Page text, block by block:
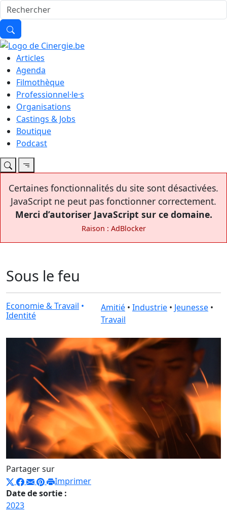
Articles
Agenda
Filmothèque
Professionnel·le·s
Organisations
Castings & Jobs
Boutique
Podcast
Certaines fonctionnalités du site sont désactivées.
JavaScript ne peut pas fonctionner correctement.
Merci d’autoriser JavaScript sur ce domaine.
Raison : AdBlocker
Sous le feu
Economie & Travail •
Identité
Amitié •Industrie • Jeunesse •
Travail
Partager sur
Imprimer
Date de sortie :
2023